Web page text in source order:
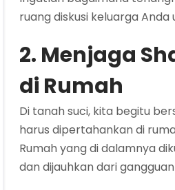
ruang diskusi keluarga
2. Menjaga
di Rumah
Di tanah suci, kita begitu
harus dipertahankan di
Rumah yang di dalamnya
dan dijauhkan dari